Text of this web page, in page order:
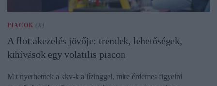
PIACOK (X)
A flottakezelés jövője: trendek, lehetőségek,
kihívások egy volatilis piacon
Mit nyerhetnek a kkv-k a lízinggel, mire érdemes figyelni